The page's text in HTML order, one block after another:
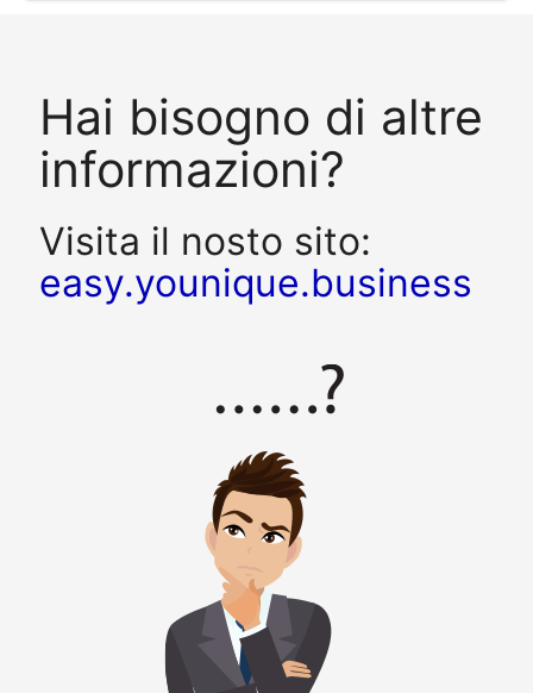
Hai bisogno di altre
informazioni?
Visita il nosto sito:
easy.younique.business